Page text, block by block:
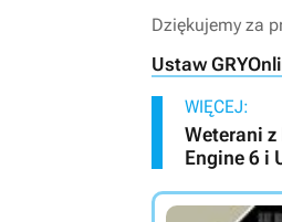
Dziękujemy za
Ustaw
WIĘCEJ:
Weterani
Engine 6 i